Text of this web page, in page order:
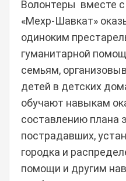
Волонтеры вместе
«Мехр-Шавкат»
одиноким
гуманитарной
семьям,
детей в детских
обучают навыкам
составлению плана
пострадавших,
городка и
помощи и другим